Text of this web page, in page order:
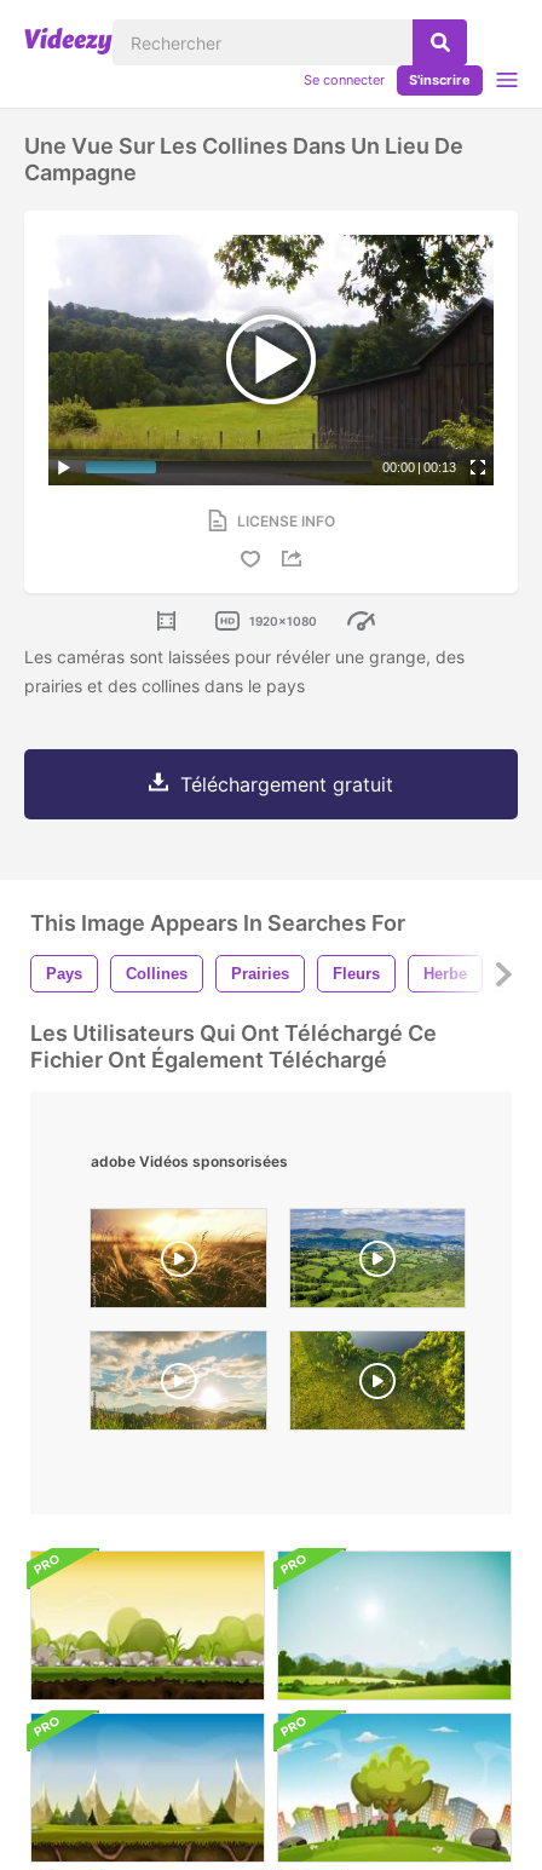
Se connecter S'inscrire
Une Vue Sur Les Collines Dans Un Lieu De
Campagne
00:00|00:13
LICENSE INFO
1920x1080
Les caméras sont laissées pour révéler une grange, des
prairies et des collines dans le pays
Téléchargement gratuit
This Image Appears In Searches For
Pays Collines Prairies Fleurs Herbe
Les Utilisateurs Qui Ont Téléchargé Ce
Fichier Ont Également Téléchargé
adobe Vidéos sponsorisées